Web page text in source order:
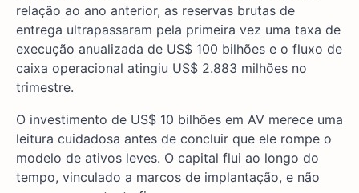
relação ao ano anterior, as reservas brutas de
entrega ultrapassaram pela primeira vez uma taxa de
execução anualizada de US$ 100 bilhões e o fluxo de
caixa operacional atingiu US$ 2.883 milhões no
trimestre.
O investimento de US$ 10 bilhões em AV merece uma
leitura cuidadosa antes de concluir que ele rompe o
modelo de ativos leves. O capital flui ao longo do
tempo, vinculado a marcos de implantação, e não